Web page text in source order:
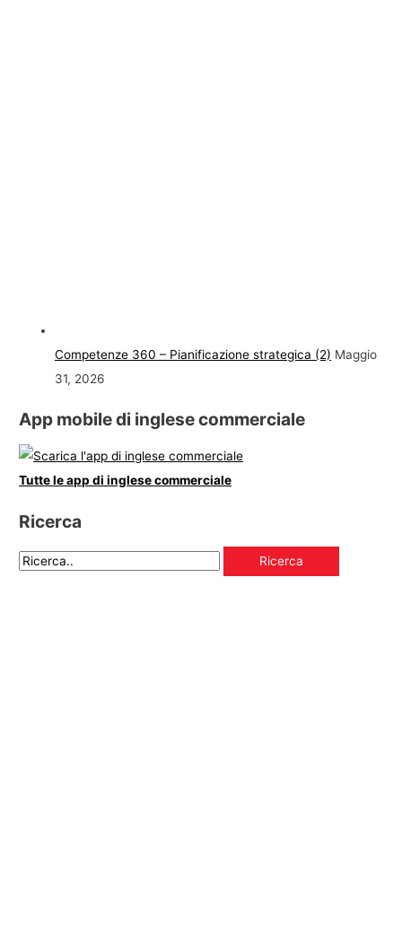
Competenze 360 – Pianificazione strategica (2) Maggio
31, 2026
App mobile di inglese commerciale
Tutte le app di inglese commerciale
Ricerca